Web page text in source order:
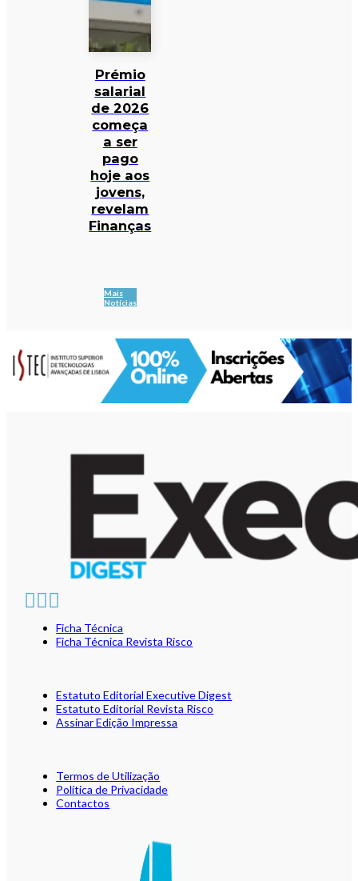
Prémio
salarial
de 2026
começa
a ser
pago
hoje aos
jovens,
revelam
Finanças
Mais
Notícias
Ficha Técnica
Ficha Técnica Revista Risco
Estatuto Editorial Executive Digest
Estatuto Editorial Revista Risco
Assinar Edição Impressa
Termos de Utilização
Política de Privacidade
Contactos